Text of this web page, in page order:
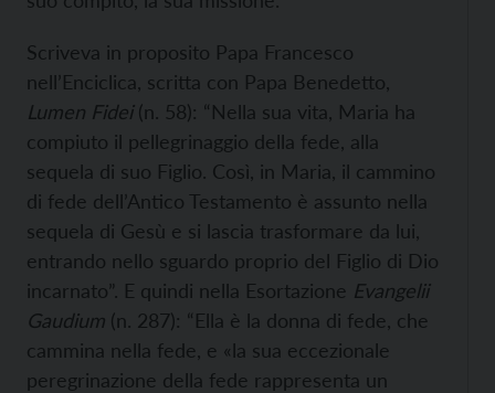
Scriveva in proposito Papa Francesco
nell’Enciclica, scritta con Papa Benedetto,
Lumen Fidei(n. 58): “Nella sua vita, Maria ha
compiuto il pellegrinaggio della fede, alla
sequela di suo Figlio. Così, in Maria, il cammino
di fede dell’Antico Testamento è assunto nella
sequela di Gesù e si lascia trasformare da lui,
entrando nello sguardo proprio del Figlio di Dio
incarnato”. E quindi nella Esortazione Evangelii
Gaudium (n. 287): “Ella è la donna di fede, che
cammina nella fede, e «la sua eccezionale
peregrinazione della fede rappresenta un